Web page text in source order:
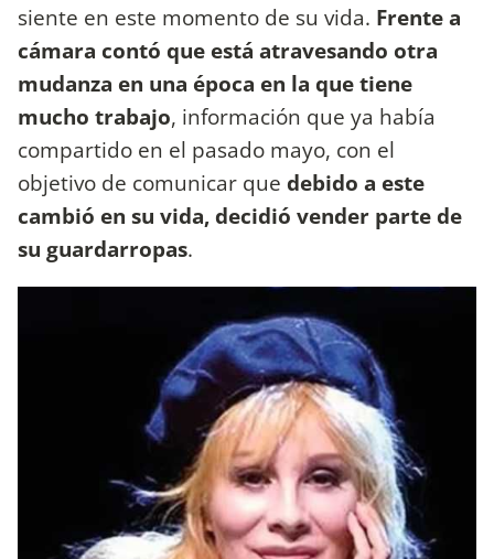
siente en este momento de su vida. Frente a
cámara contó que está atravesando otra
mudanza en una época en la que tiene
mucho trabajo, información que ya había
compartido en el pasado mayo, con el
objetivo de comunicar que debido a este
cambió en su vida, decidió vender parte de
su guardarropas.